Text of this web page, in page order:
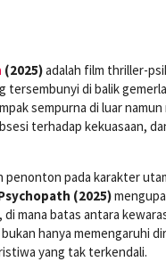
(2025)adalah film thriller-
tersembunyi di balik
sempurna di luar
terhadap kekuasaan,
penonton pada karakter
(2025)
di mana batas antara
hanya memengaruhi
yang tak terkendali.